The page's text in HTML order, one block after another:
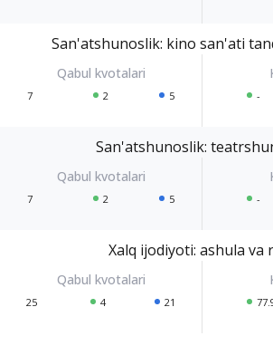
San'atshunoslik: kino san'ati
7 2 5 -
San'atshunoslik:
7 2 5 -
Xalq ijodiyoti: ashula va
25 4 21